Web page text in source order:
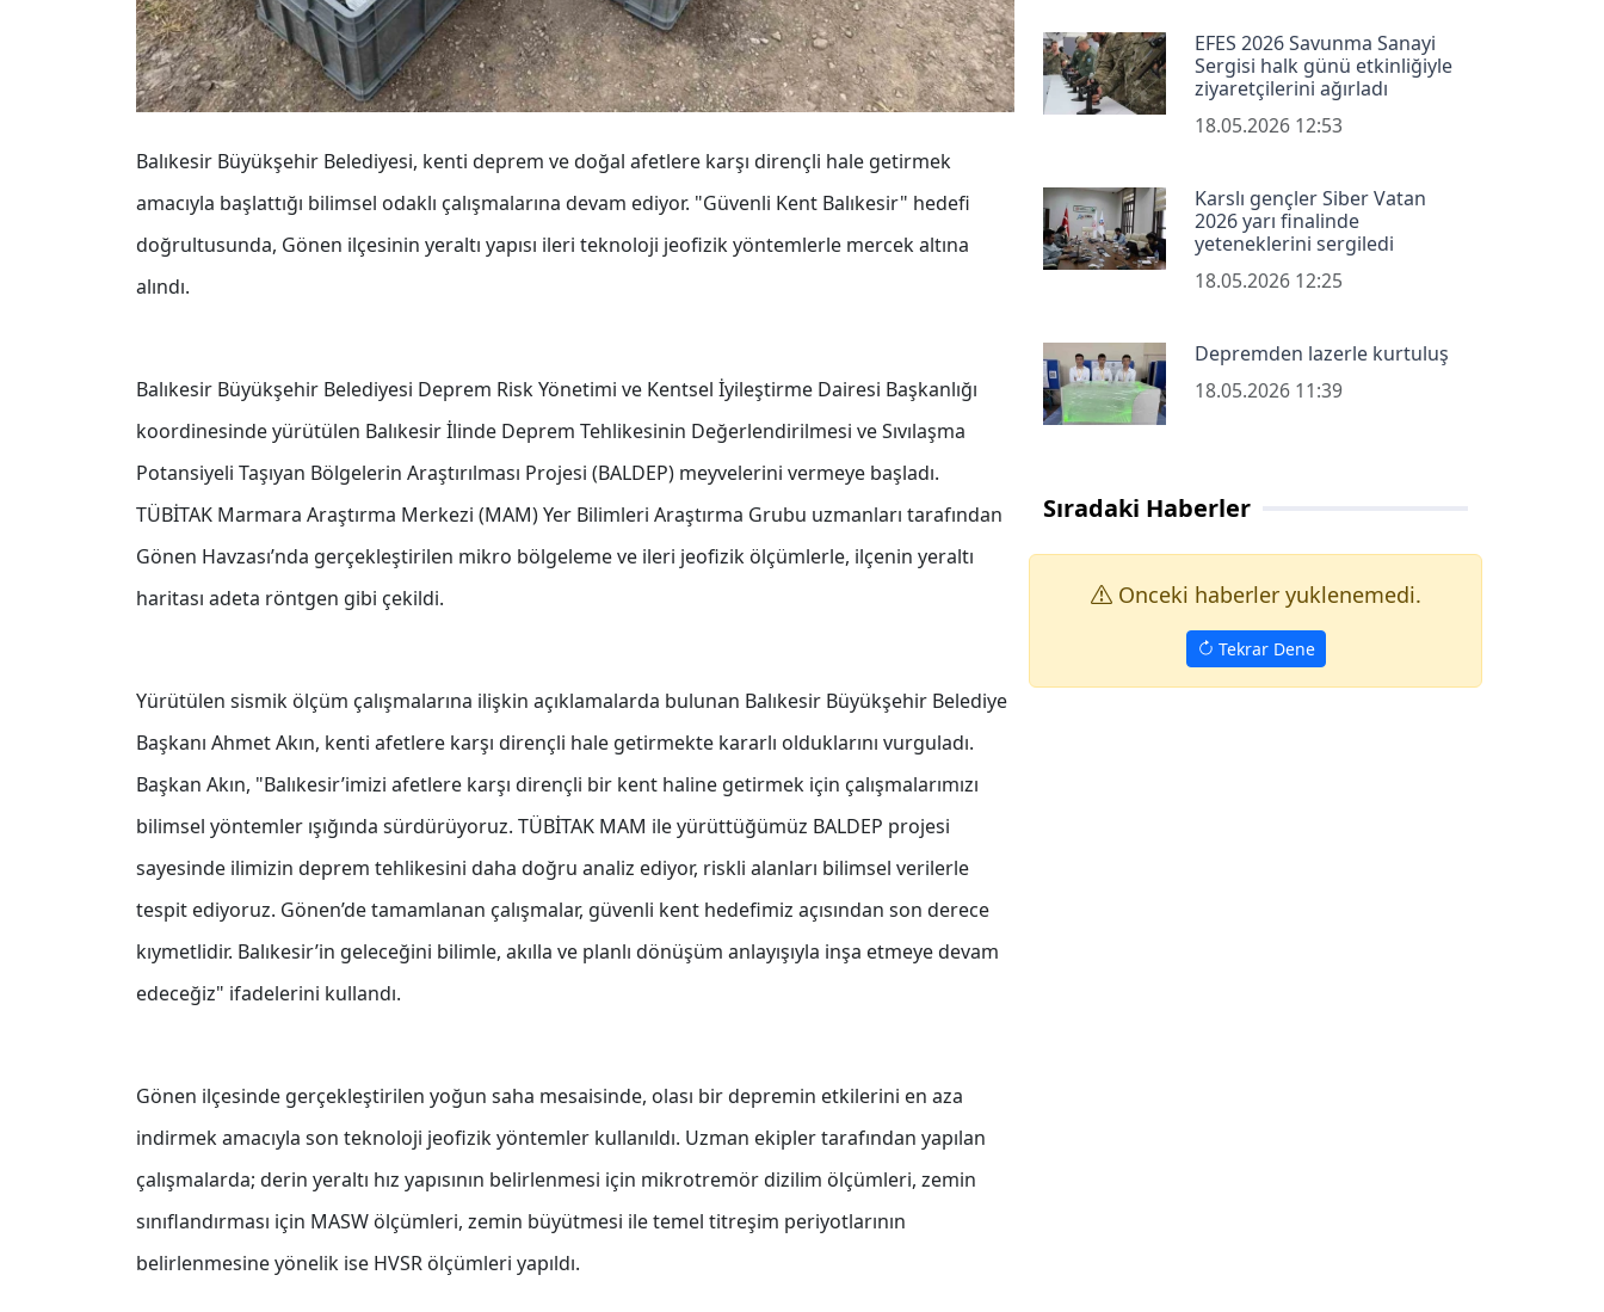
Balıkesir Büyükşehir Belediyesi, kenti deprem ve doğal afetlere karşı dirençli hale getirmek
amacıyla başlattığı bilimsel odaklı çalışmalarına devam ediyor. "Güvenli Kent Balıkesir" hedefi
doğrultusunda, Gönen ilçesinin yeraltı yapısı ileri teknoloji jeofizik yöntemlerle mercek altına
alındı.
Balıkesir Büyükşehir Belediyesi Deprem Risk Yönetimi ve Kentsel İyileştirme Dairesi Başkanlığı
koordinesinde yürütülen Balıkesir İlinde Deprem Tehlikesinin Değerlendirilmesi ve Sıvılaşma
Potansiyeli Taşıyan Bölgelerin Araştırılması Projesi (BALDEP) meyvelerini vermeye başladı.
TÜBİTAK Marmara Araştırma Merkezi (MAM) Yer Bilimleri Araştırma Grubu uzmanları tarafından
Gönen Havzası’nda gerçekleştirilen mikro bölgeleme ve ileri jeofizik ölçümlerle, ilçenin yeraltı
haritası adeta röntgen gibi çekildi.
Yürütülen sismik ölçüm çalışmalarına ilişkin açıklamalarda bulunan Balıkesir Büyükşehir Belediye
Başkanı Ahmet Akın, kenti afetlere karşı dirençli hale getirmekte kararlı olduklarını vurguladı.
Başkan Akın, "Balıkesir’imizi afetlere karşı dirençli bir kent haline getirmek için çalışmalarımızı
bilimsel yöntemler ışığında sürdürüyoruz. TÜBİTAK MAM ile yürüttüğümüz BALDEP projesi
sayesinde ilimizin deprem tehlikesini daha doğru analiz ediyor, riskli alanları bilimsel verilerle
tespit ediyoruz. Gönen’de tamamlanan çalışmalar, güvenli kent hedefimiz açısından son derece
kıymetlidir. Balıkesir’in geleceğini bilimle, akılla ve planlı dönüşüm anlayışıyla inşa etmeye devam
edeceğiz" ifadelerini kullandı.
Gönen ilçesinde gerçekleştirilen yoğun saha mesaisinde, olası bir depremin etkilerini en aza
indirmek amacıyla son teknoloji jeofizik yöntemler kullanıldı. Uzman ekipler tarafından yapılan
çalışmalarda; derin yeraltı hız yapısının belirlenmesi için mikrotremör dizilim ölçümleri, zemin
sınıflandırması için MASW ölçümleri, zemin büyütmesi ile temel titreşim periyotlarının
belirlenmesine yönelik ise HVSR ölçümleri yapıldı.
EFES 2026 Savunma Sanayi
Sergisi halk günü etkinliğiyle
ziyaretçilerini ağırladı
18.05.2026 12:53
Karslı gençler Siber Vatan
2026 yarı finalinde
yeteneklerini sergiledi
18.05.2026 12:25
Depremden lazerle kurtuluş
18.05.2026 11:39
Sıradaki Haberler
Onceki haberler yuklenemedi.
Tekrar Dene